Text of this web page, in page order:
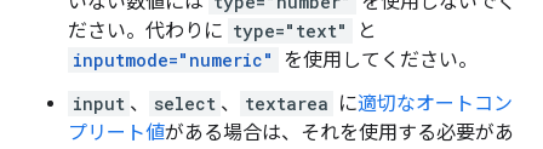
ださい。代わりに type="text" と
inputmode="numeric" を使用してください。
input 、 select 、 textarea に適切なオートコン
プリート値がある場合は、それを使用する必要があ